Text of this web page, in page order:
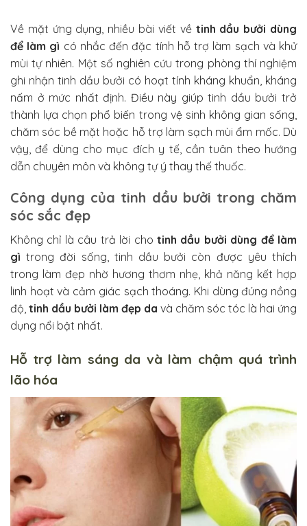
Về mặt ứng dụng, nhiều bài viết về tinh dầu bưởi dùng
để làm gì có nhắc đến đặc tính hỗ trợ làm sạch và khử
mùi tự nhiên. Một số nghiên cứu trong phòng thí nghiệm
ghi nhận tinh dầu bưởi có hoạt tính kháng khuẩn, kháng
nấm ở mức nhất định. Điều này giúp tinh dầu bưởi trở
thành lựa chọn phổ biến trong vệ sinh không gian sống,
chăm sóc bề mặt hoặc hỗ trợ làm sạch mùi ẩm mốc. Dù
vậy, để dùng cho mục đích y tế, cần tuân theo hướng
dẫn chuyên môn và không tự ý thay thế thuốc.
Công dụng của tinh dầu bưởi trong chăm
sóc sắc đẹp
Không chỉ là câu trả lời cho tinh dầu bưởi dùng để làm
gìtrong đời sống, tinh dầu bưởi còn được yêu thích
trong làm đẹp nhờ hương thơm nhẹ, khả năng kết hợp
linh hoạt và cảm giác sạch thoáng. Khi dùng đúng nồng
độ, tinh dầu bưởi làm đẹp da và chăm sóc tóc là hai ứng
dụng nổi bật nhất.
Hỗ trợ làm sáng da và làm chậm quá trình
lão hóa